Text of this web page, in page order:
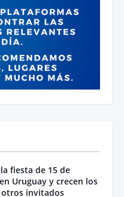
fiesta de 15 de
Uruguay y crecen los
invitados